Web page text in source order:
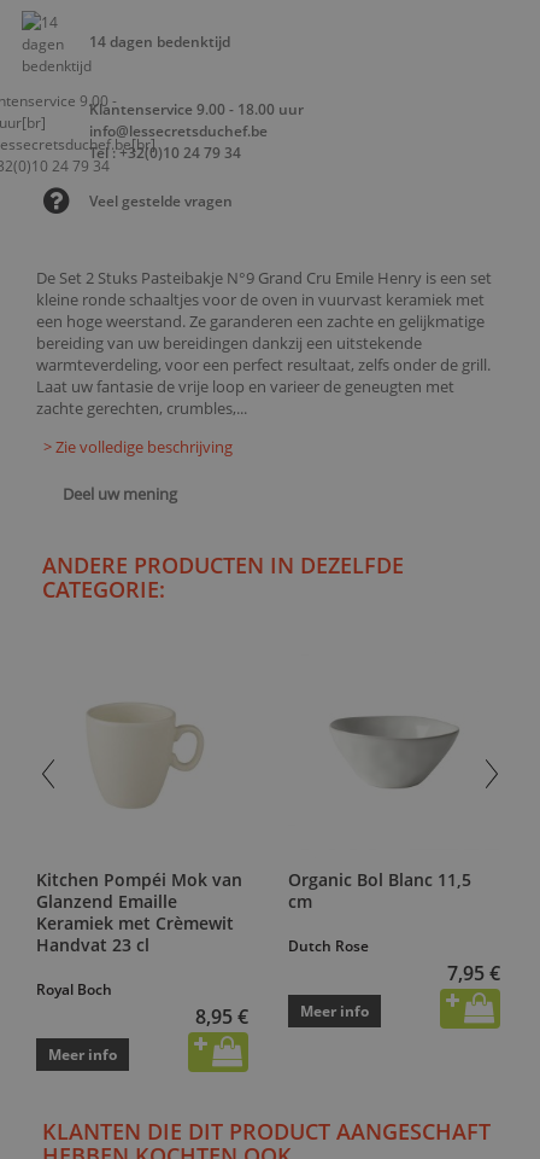
De Set 2 Stuks Pasteibakje N°9 Grand Cru Emile Henry is een set
kleine ronde schaaltjes voor de oven in vuurvast keramiek met
een hoge weerstand. Ze garanderen een zachte en gelijkmatige
bereiding van uw bereidingen dankzij een uitstekende
warmteverdeling, voor een perfect resultaat, zelfs onder de grill.
Laat uw fantasie de vrije loop en varieer de geneugten met
zachte gerechten, crumbles,...
> Zie volledige beschrijving
Deel uw mening
14 dagen bedenktijd
Klantenservice 9.00 - 18.00 uur
info@lessecretsduchef.be
Tel : +32(0)10 24 79 34
Veel gestelde vragen
ANDERE PRODUCTEN IN DEZELFDE
CATEGORIE:
Kitchen Pompéi Mok van
Glanzend Emaille
Keramiek met Crèmewit
Handvat 23 cl
Royal Boch
8,95 €
Meer info
Organic Bol Blanc 11,5
cm
Dutch Rose
7,95 €
Meer info
KLANTEN DIE DIT PRODUCT AANGESCHAFT